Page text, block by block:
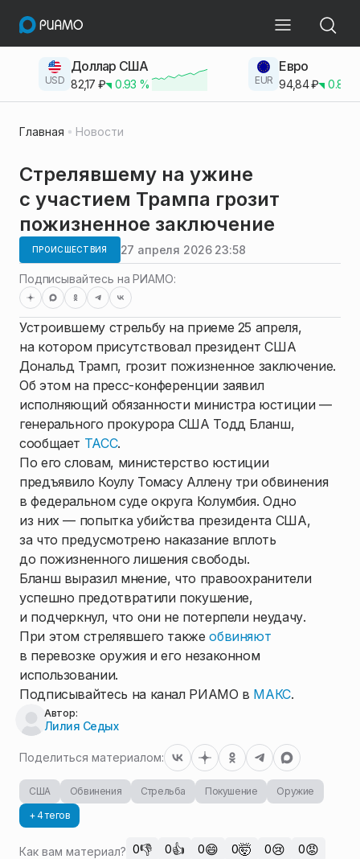
USD
Доллар США
82,17 ₽ 0.93 % EUR
Евро
94,84₽ 0.83
Главная Новости
Стрелявшему на ужине
с участием Трампа грозит
пожизненное заключение
ПРОИСШЕСТВИЯ 27 апреля 2026 23:58
Подписывайтесь на РИАМО:
Устроившему стрельбу на приеме 25 апреля,
на котором присутствовал президент США
Дональд Трамп, грозит пожизненное заключение.
Об этом на пресс-конференции заявил
исполняющий обязанности министра юстиции —
генерального прокурора США Тодд Бланш,
сообщает ТАСС.
По его словам, министерство юстиции
предъявило Коулу Томасу Аллену три обвинения
в федеральном суде округа Колумбия. Одно
из них — попытка убийства президента США,
за что предусмотрено наказание вплоть
до пожизненного лишения свободы.
Бланш выразил мнение, что правоохранители
успешно предотвратили покушение,
и подчеркнул, что они не потерпели неудачу.
При этом стрелявшего также обвиняют
в перевозке оружия и его незаконном
использовании.
Подписывайтесь на канал РИАМО в МАКС.
Автор:
Лилия Седых
Поделиться материалом:
США Обвинения Стрельба Покушение
Оружие
+ 4 тегов
Как вам материал? 0👎 0👍 0😄 0🤯 0😢 0😡